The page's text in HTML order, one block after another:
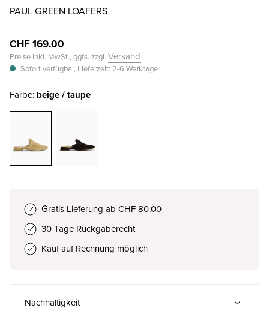
PAUL GREEN LOAFERS
CHF 169.00
Preise inkl. MwSt., ggfs. zzgl. Versand
Sofort verfügbar, Lieferzeit: 2-6 Werktage
Farbe: beige / taupe
Gratis Lieferung ab CHF 80.00
30 Tage Rückgaberecht
Kauf auf Rechnung möglich
Nachhaltigkeit